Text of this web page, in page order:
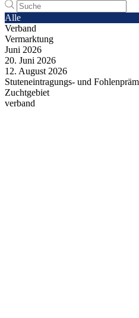
Alle
Verband
Vermarktung
Juni 2026
20. Juni 2026
12. August 2026
Stuteneintragungs- und
Zuchtgebiet
verband